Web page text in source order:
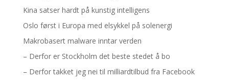
Kina satser hardt på kunstig intelligens
Oslo først i Europa med elsykkel på solenergi
Makrobasert malware inntar verden
– Derfor er Stockholm det beste stedet å bo
– Derfor takket jeg nei til milliardtilbud fra Facebook